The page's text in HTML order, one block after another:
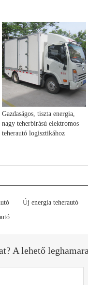
Gazdaságos, tiszta energia,
nagy teherbírású elektromos
teherautó logisztikához
Új energia teherautó
A lehető